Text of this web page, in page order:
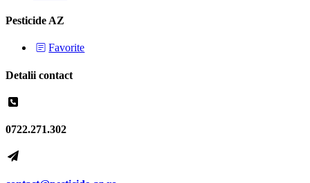
Pesticide AZ
Favorite
Detalii contact
0722.271.302